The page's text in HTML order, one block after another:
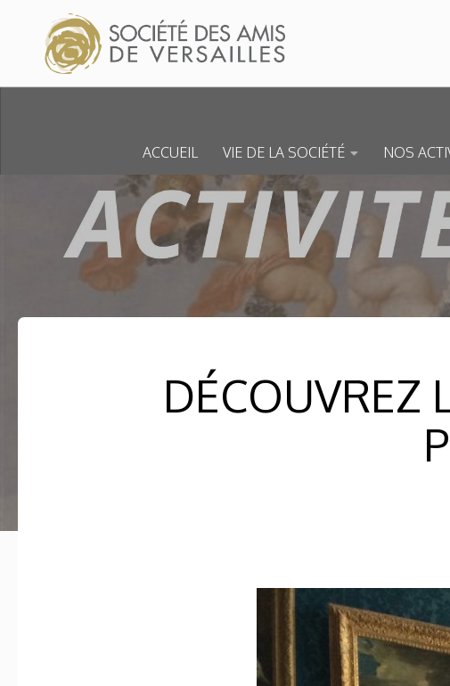
Skip to content
ACCUEIL VIE DE LA SOCIÉTÉ NOS
DÉCOUVREZ